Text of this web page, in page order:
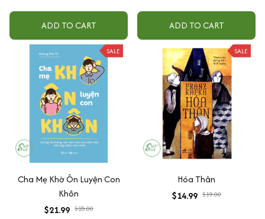
ADD TO CART ADD TO CART
SALE
Cha Mẹ Khờ Ôn Luyện Con
Khôn
$21.99 $25.00
SALE
Hóa Thân
$14.99 $19.00